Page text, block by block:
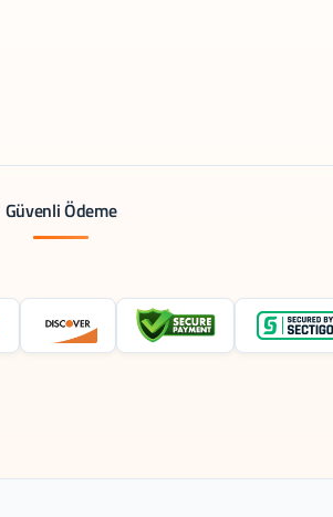
Güvenli Ödeme